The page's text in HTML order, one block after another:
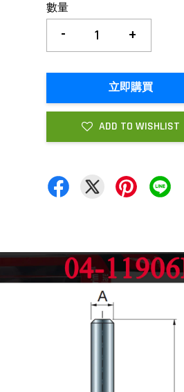
數量
- +
立即購買
ADD TO WISHLIST